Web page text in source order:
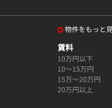
物件をもっと
賃料
10万円以下
10～15万円
15万～20万円
20万円以上